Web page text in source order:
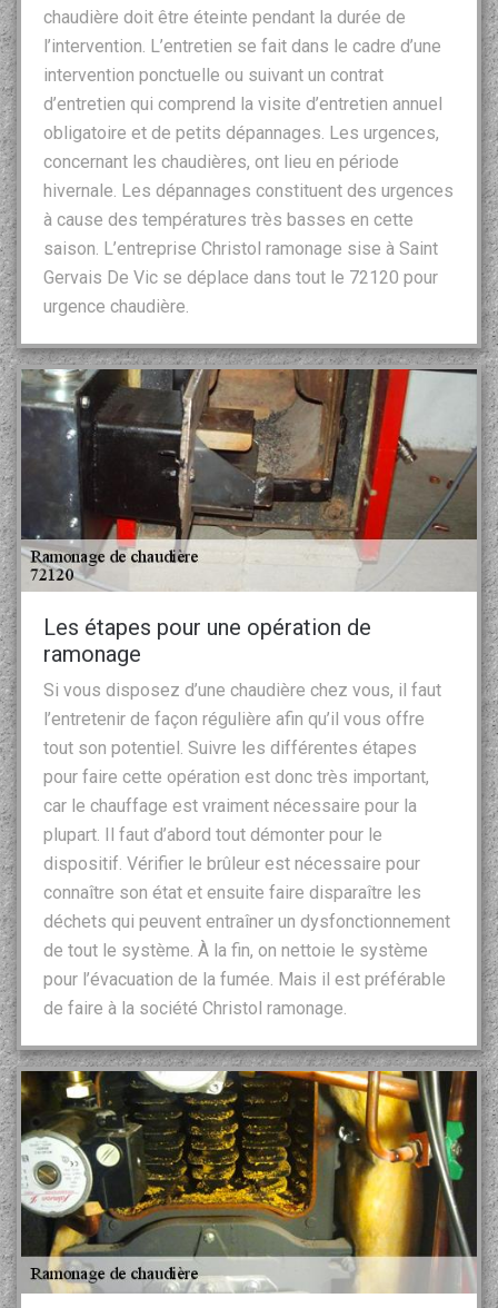
chaudière doit être éteinte pendant la durée de
l’intervention. L’entretien se fait dans le cadre d’une
intervention ponctuelle ou suivant un contrat
d’entretien qui comprend la visite d’entretien annuel
obligatoire et de petits dépannages. Les urgences,
concernant les chaudières, ont lieu en période
hivernale. Les dépannages constituent des urgences
à cause des températures très basses en cette
saison. L’entreprise Christol ramonage sise à Saint
Gervais De Vic se déplace dans tout le 72120 pour
urgence chaudière.
Les étapes pour une opération de
ramonage
Si vous disposez d’une chaudière chez vous, il faut
l’entretenir de façon régulière afin qu’il vous offre
tout son potentiel. Suivre les différentes étapes
pour faire cette opération est donc très important,
car le chauffage est vraiment nécessaire pour la
plupart. Il faut d’abord tout démonter pour le
dispositif. Vérifier le brûleur est nécessaire pour
connaître son état et ensuite faire disparaître les
déchets qui peuvent entraîner un dysfonctionnement
de tout le système. À la fin, on nettoie le système
pour l’évacuation de la fumée. Mais il est préférable
de faire à la société Christol ramonage.